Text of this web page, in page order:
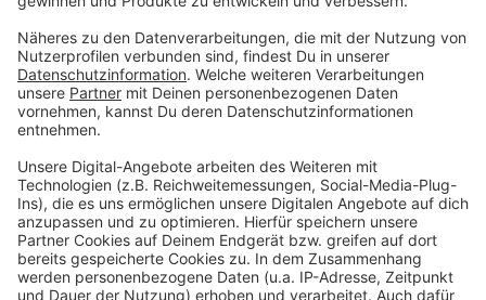
Die Homepage vom Düsseldorfer Amtsgericht
Übersicht über die Gerichte in Düsseldorf